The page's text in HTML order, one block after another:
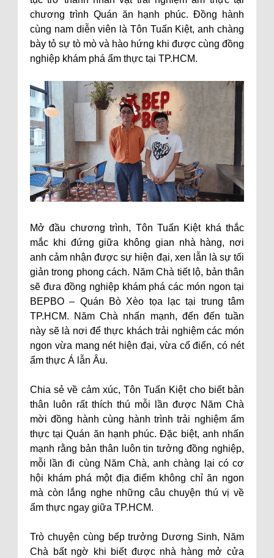
chương trình Quán ăn hạnh phúc. Đồng hành
cùng nam diễn viên là Tôn Tuấn Kiệt, anh chàng
bày tỏ sự tò mò và hào hứng khi được cùng đồng
nghiệp khám phá ẩm thực tại TP.HCM.
Mở đầu chương trình, Tôn Tuấn Kiệt khá thắc
mắc khi đứng giữa không gian nhà hàng, nơi
anh cảm nhận được sự hiện đại, xen lẫn là sự tối
giản trong phong cách. Năm Chà tiết lộ, bản thân
sẽ đưa đồng nghiệp khám phá các món ngon tại
BEPBO – Quán Bò Xèo tọa lạc tại trung tâm
TP.HCM. Năm Chà nhấn mạnh, đến đến tuần
này sẽ là nơi để thực khách trải nghiệm các món
ngon vừa mang nét hiện đại, vừa cổ điển, có nét
ẩm thực Á lẫn Âu.
Chia sẻ về cảm xúc, Tôn Tuấn Kiệt cho biết bản
thân luôn rất thích thú mỗi lần được Năm Chà
mời đồng hành cùng hành trình trải nghiệm ẩm
thực tại Quán ăn hạnh phúc. Đặc biệt, anh nhấn
mạnh rằng bản thân luôn tin tưởng đồng nghiệp,
mỗi lần đi cùng Năm Chà, anh chàng lại có cơ
hội khám phá một địa điểm không chỉ ăn ngon
mà còn lắng nghe những câu chuyện thú vị về
ẩm thực ngay giữa TP.HCM.
Trò chuyện cùng bếp trưởng Dương Sinh, Năm
Chà bất ngờ khi biết được nhà hàng mở cửa